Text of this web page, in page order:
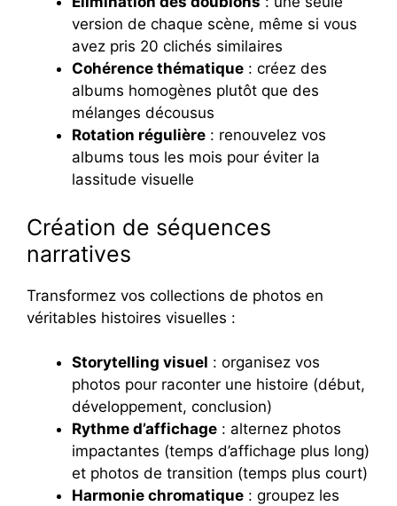
version de chaque scène, même si vous
avez pris 20 clichés similaires
Cohérence thématique : créez des
albums homogènes plutôt que des
mélanges décousus
Rotation régulière : renouvelez vos
albums tous les mois pour éviter la
lassitude visuelle
Création de séquences
narratives
Transformez vos collections de photos en
véritables histoires visuelles :
Storytelling visuel : organisez vos
photos pour raconter une histoire (début,
développement, conclusion)
Rythme d’affichage : alternez photos
impactantes (temps d’affichage plus long)
et photos de transition (temps plus court)
Harmonie chromatique : groupez les